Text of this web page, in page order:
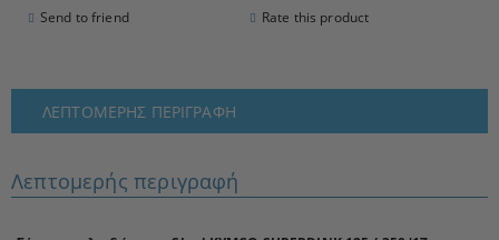
Send to friend Rate this product
ΛΕΠΤΟΜΕΡΉΣ ΠΕΡΙΓΡΑΦΉ
Λεπτομερής περιγραφή